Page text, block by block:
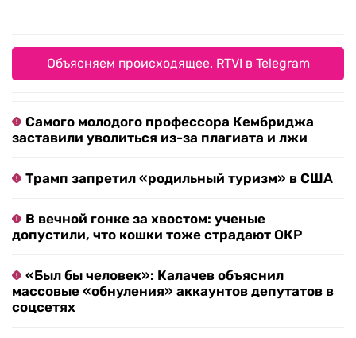
Объясняем происходящее. RTVI в Telegram
Самого молодого профессора Кембриджа
заставили уволиться из-за плагиата и лжи
Трамп запретил «родильный туризм» в США
В вечной гонке за хвостом: ученые
допустили, что кошки тоже страдают ОКР
«Был бы человек»: Калачев объяснил
массовые «обнуления» аккаунтов депутатов в
соцсетях